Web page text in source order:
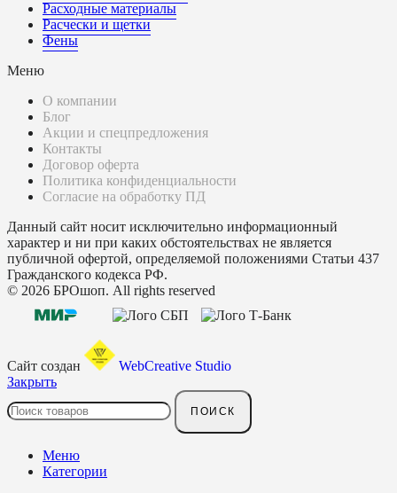
Расходные материалы
Расчески и щетки
Фены
Меню
О компании
Блог
Акции и спецпредложения
Контакты
Договор оферта
Политика конфиденциальности
Согласие на обработку ПД
Данный сайт носит исключительно информационный
характер и ни при каких обстоятельствах не является
публичной офертой, определяемой положениями Статьи 437
Гражданского кодекса РФ.
© 2026 БРОшоп. All rights reserved
Сайт создан
WebCreative Studio
Закрыть
ПОИСК
Меню
Категории